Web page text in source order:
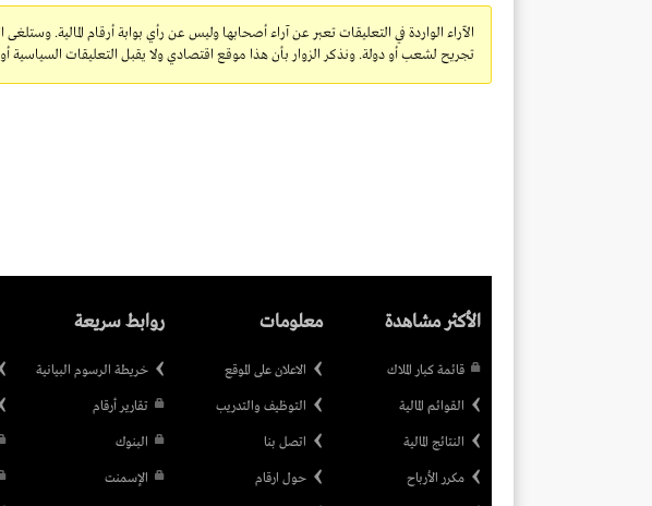
الآراء الواردة في التعليقات تعبر عن آراء أصحابها وليس عن رأي بوابة أرقام المالية.
تجريح لشعب أو دولة. ونذكر الزوار بأن هذا موقع اقتصادي ولا يقبل التعليقات السياسية أو
الأكثر مشاهدة
قائمة كبار الملاك
القوائم المالية
النتائج المالية
مكرر الأرباح
معلومات
الاعلان على الموقع
التوظيف والتدريب
اتصل بنا
حول ارقام
روابط سريعة
خريطة الرسوم البيانية
تقارير أرقام
البنوك
الإسمنت